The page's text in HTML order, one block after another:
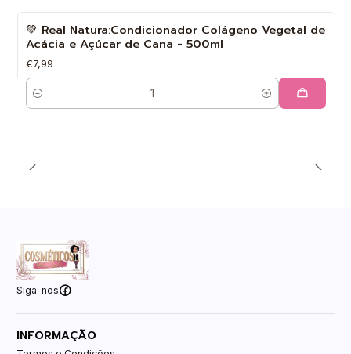
💚 Real Natura:Condicionador Colágeno Vegetal de
Acácia e Açúcar de Cana - 500ml
€7,99
Quantidade
Siga-nos
INFORMAÇÃO